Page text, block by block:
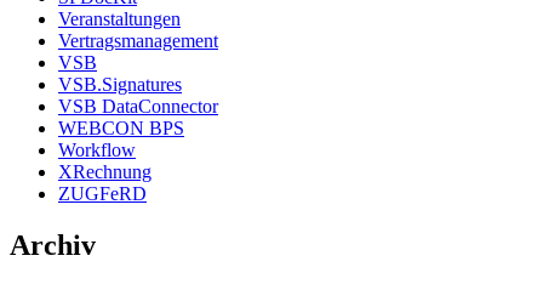
Veranstaltungen
Vertragsmanagement
VSB
VSB.Signatures
VSB DataConnector
WEBCON BPS
Workflow
XRechnung
ZUGFeRD
Archiv